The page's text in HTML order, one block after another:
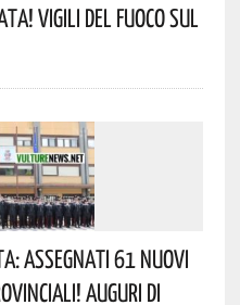
Vigili Del Fuoco Sul
Assegnati 61 Nuovi
Auguri Di